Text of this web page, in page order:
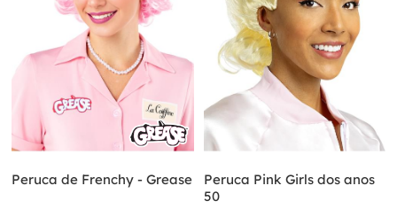
Peruca de Frenchy - Grease
Peruca Pink Girls dos anos
50